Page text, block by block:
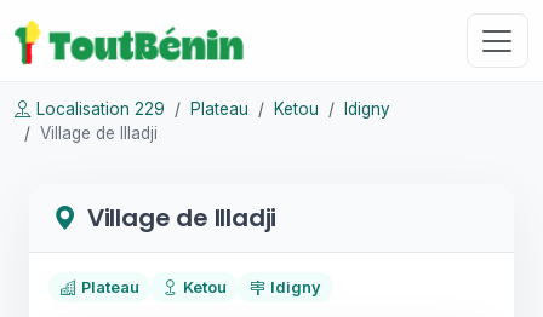
Localisation 229 Plateau Ketou
Idigny
Village de Illadji
Village de Illadji
Plateau Ketou Idigny